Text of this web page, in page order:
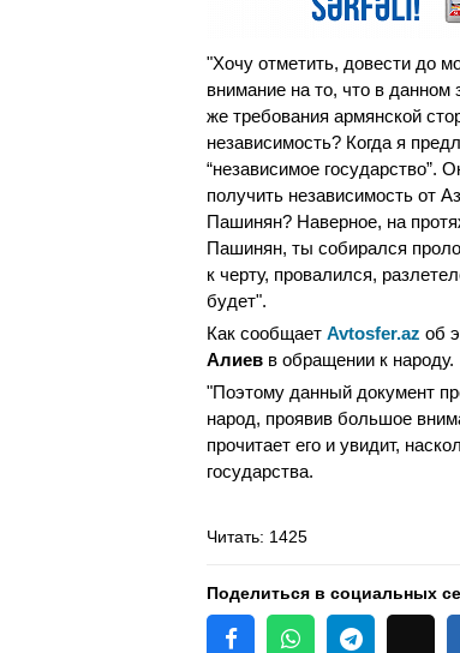
"Хочу отметить, довести до
внимание на то, что в данном
же требования армянской
независимость? Когда я
“независимое государство”.
получить независимость от
Пашинян? Наверное, на
Пашинян, ты собирался
к черту, провалился,
будет".
Как сообщает Avtosfer.az об
Алиев в обращении к народу.
"Поэтому данный документ
народ, проявив большое
прочитает его и увидит,
государства.
Читать: 1425
Поделиться в социальных